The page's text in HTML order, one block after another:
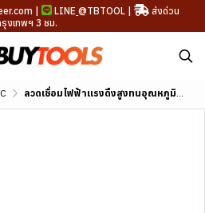
| LINE @TBTOOL |
ส่งด่วน
งเทพฯ 3 ชม.
ลวดเชื่อมไฟฟ้าแรงดึงสูงทนอุณหภูมิสูง YAWATA N-1 (AWS A5.5 E8016-B2)